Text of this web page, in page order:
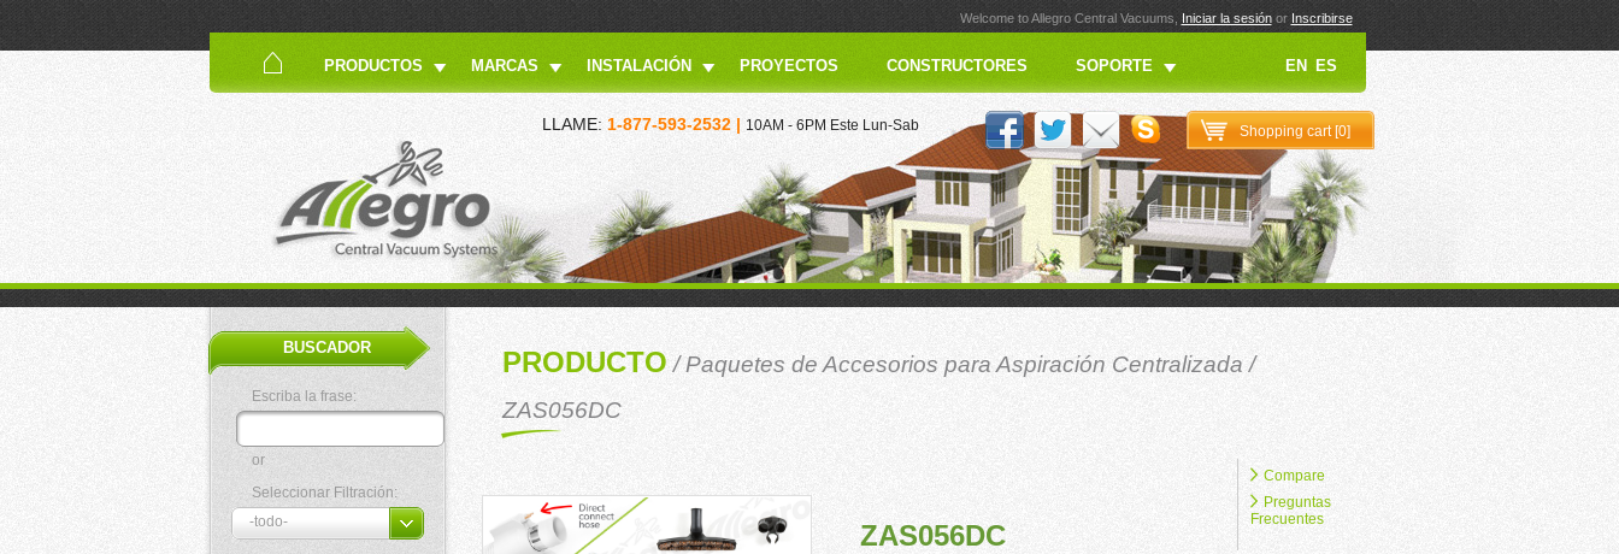
Welcome to Allegro Central Vacuums, Iniciar la sesiónor Inscribirse
PRODUCTOS MARCAS INSTALACIÓN PROYECTOS CONSTRUCTORES SOPORTE EN ES
LLAME: 1-877-593-2532 | 10AM - 6PM Este Lun-Sab Shopping cart [0]
BUSCADOR
Escriba la frase:
or
Seleccionar Filtración:
PRODUCTO/Paquetes de Accesorios para Aspiración Centralizada/
ZAS056DC
ZAS056DC
Compare
Preguntas
Frecuentes